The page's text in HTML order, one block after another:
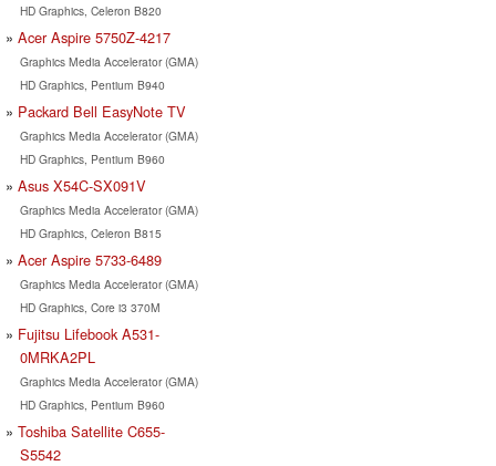
HD Graphics, Celeron B820
Acer Aspire 5750Z-4217
Graphics Media Accelerator (GMA)
HD Graphics, Pentium B940
Packard Bell EasyNote TV
Graphics Media Accelerator (GMA)
HD Graphics, Pentium B960
Asus X54C-SX091V
Graphics Media Accelerator (GMA)
HD Graphics, Celeron B815
Acer Aspire 5733-6489
Graphics Media Accelerator (GMA)
HD Graphics, Core i3 370M
Fujitsu Lifebook A531-
0MRKA2PL
Graphics Media Accelerator (GMA)
HD Graphics, Pentium B960
Toshiba Satellite C655-
S5542